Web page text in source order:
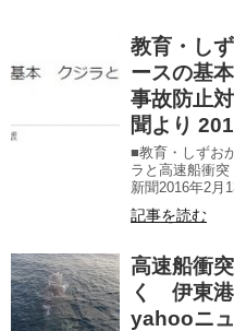
教育・し
ースの基
事故防止
聞より
■教育・しずお
ラと高速船衝
新聞2016年2月
記事を読む
高速船衝
く 伊東港
yahooニ